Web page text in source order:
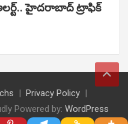
హైదరాబాద్ ట్రాఫిక్
Privacy Policy
Powered by: WordPress